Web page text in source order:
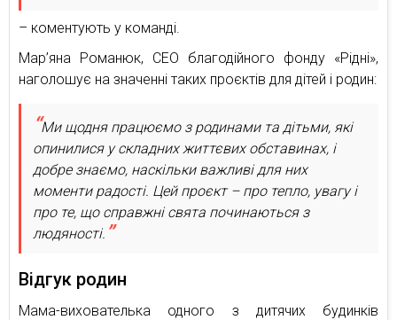
– коментують у команді.
Мар’яна Романюк, CEO благодійного фонду «Рідні»,
наголошує на значенні таких проєктів для дітей і родин:
Ми щодня працюємо з родинами та дітьми, які
опинилися у складних життєвих обставинах, і
добре знаємо, наскільки важливі для них
моменти радості. Цей проєкт – про тепло, увагу і
про те, що справжні свята починаються з
людяності.
Відгук родин
Мама-вихователька одного з дитячих будинків